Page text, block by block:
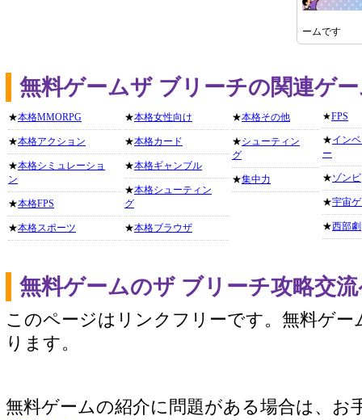
ームです
無料ゲームザ ブリーチの関連ゲ
★本格MMORPG
★本格アクション
★本格シミュレーショ
ン
★本格FPS
★本格スポーツ
★本格女性向け
★本格カード
★本格ギャンブル
★本格シューティン
グ
★本格ブラウザ
★本格その他
★シューティン
グ
★集中力
★FPS
★イン
ー
★ゾンビ
★宇宙
★西部劇
無料ゲームのザ ブリーチ攻略交
このページはリンクフリーです。無料ゲー
ります。
無料ゲームの紹介に問題がある場合は、お